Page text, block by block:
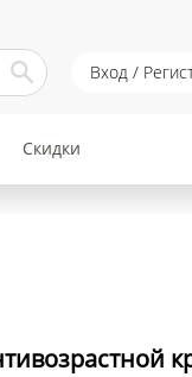
Вход /
Скидки